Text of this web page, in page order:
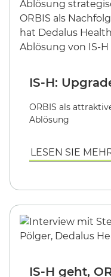
IS-H:
ORBIS als
Ablösung
LESEN SIE
IS-H geht,